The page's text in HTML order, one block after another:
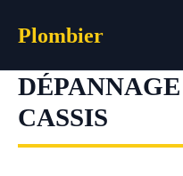
Plombier
CASSIS